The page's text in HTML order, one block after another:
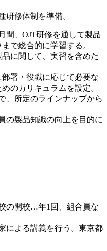
研修体制を準備。
間、OJT研修を通して製品
で総合的に学習する。
に関して、実習を含めた
署・役職に応じて必要な
のカリキュラムを設定。
、所定のラインナップから
の製品知識の向上を目的に
の開校…年1回、組合員な
による講義を行う。東京都